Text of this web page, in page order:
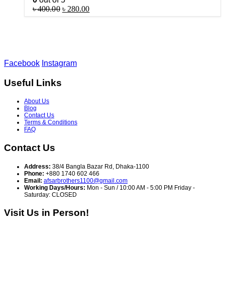
৳400.00 ৳ 280.00
Facebook Instagram
Useful Links
About Us
Blog
Contact Us
Terms & Conditions
FAQ
Contact Us
Address: 38/4 Bangla Bazar Rd, Dhaka-1100
Phone: +880 1740 602 466
Email: afsarbrothers1100@gmail.com
Working Days/Hours: Mon - Sun / 10:00 AM - 5:00 PM Friday -
Saturday: CLOSED
Visit Us in Person!